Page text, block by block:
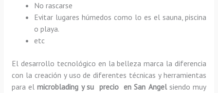
No rascarse
Evitar lugares húmedos como lo es el sauna, piscina
o playa.
etc
El desarrollo tecnológico en la belleza marca la diferencia
con la creación y uso de diferentes técnicas y herramientas
para elmicroblading y su precio en San Angelsiendo muy